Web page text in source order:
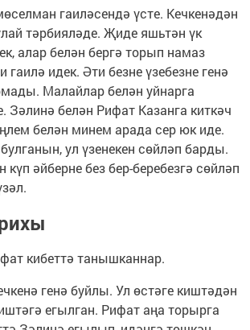
гаиләсендә үсте. Кечкенәдән
тәрбияләде. Җиде яшьтән үк
алар белән бергә торып намаз
идек. Әти безне үзебезне генә
Малайлар белән уйнарга
Зәлинә белән Рифат Казанга киткәч
белән минем арада сер юк иде.
ул үзенекен сөйләп барды.
күп әйберне без бер-беребезгә сөйләп
кибеттә танышканнар.
генә буйлы. Ул өстәге киштәдән
егылган. Рифат аңа торырга